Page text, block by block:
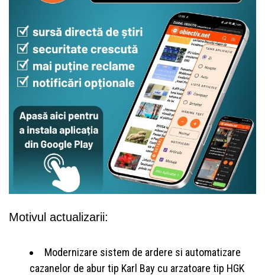
Motivul actualizarii:
Modernizare sistem de ardere si automatizare
cazanelor de abur tip Karl Bay cu arzatoare tip HGK